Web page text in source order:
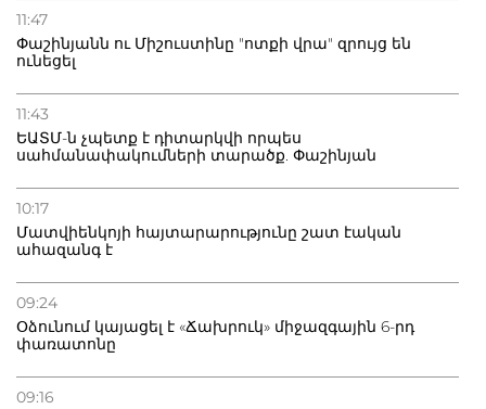
11:47
Փաշինյանն ու Միշուստինը "ոտքի վրա" զրույց են
ունեցել
11:43
ԵԱՏՄ-ն չպետք է դիտարկվի որպես
սահմանափակումների տարածք. Փաշինյան
10:17
Մատվիենկոյի հայտարարությունը շատ էական
ահազանգ է
09:24
Օձունում կայացել է «Ճախրուկ» միջազգային 6-րդ
փառատոնը
09:16